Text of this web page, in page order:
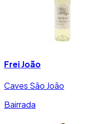
Frei João
Caves São João
Bairrada